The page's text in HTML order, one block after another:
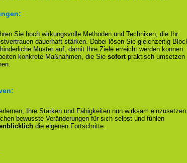
Sie hoch wirkungsvolle Methoden und Techniken, die Ihr
dauerhaft stärken. Dabei lösen Sie gleichzeitig
Muster auf, damit Ihre Ziele erreicht werden können.
konkrete Maßnahmen, die Sie sofortpraktisch umsetzen
Ihre Stärken und Fähigkeiten nun wirksam
bewusste Veränderungen für sich selbst und fühlen
die eigenen Fortschritte.